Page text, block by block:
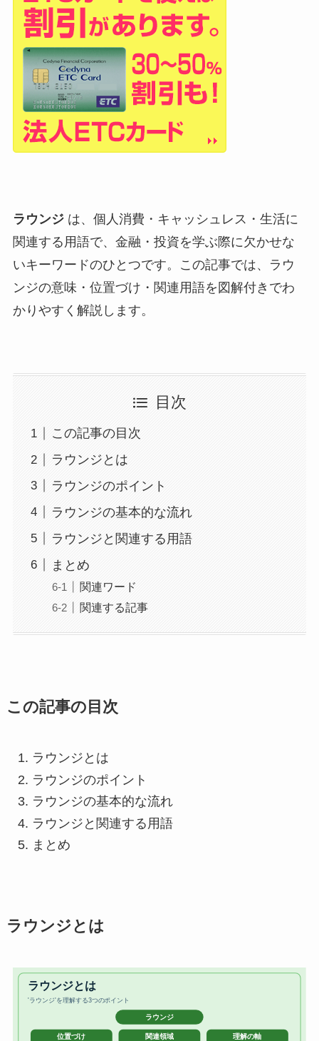
ラウンジは、個人消費・キャッシュレス・生活に
関連する用語で、金融・投資を学ぶ際に欠かせな
いキーワードのひとつです。この記事では、ラウ
ンジの意味・位置づけ・関連用語を図解付きでわ
かりやすく解説します。
目次
この記事の目次
ラウンジとは
ラウンジのポイント
ラウンジの基本的な流れ
ラウンジと関連する用語
まとめ
関連ワード
関連する記事
この記事の目次
ラウンジとは
ラウンジのポイント
ラウンジの基本的な流れ
ラウンジと関連する用語
まとめ
ラウンジとは